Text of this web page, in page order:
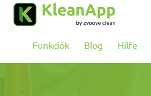
Ugrás a fő tartalomra
Funkciók Blog Hilfe